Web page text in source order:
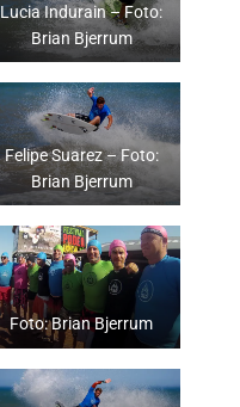
Lucia Indurain – Foto:
Brian Bjerrum
Felipe Suarez – Foto:
Brian Bjerrum
Foto: Brian Bjerrum